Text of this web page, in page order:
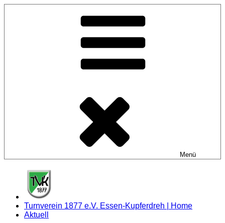
Menü
Turnverein 1877 e.V. Essen-Kupferdreh | Home
Aktuell